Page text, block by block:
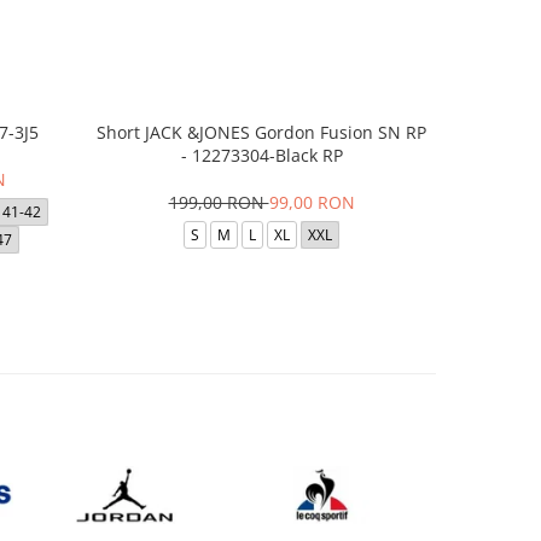
3J5
41-42
Short JACK &JONES Gordon Fusion SN RP
- 12273304-Black RP
199,00 RON99,00 RON
S M L XL XXL